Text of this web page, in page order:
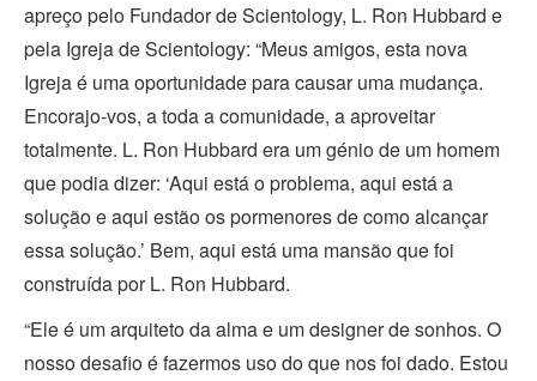
apreço pelo Fundador de Scientology, L. Ron Hubbard e
pela Igreja de Scientology: “Meus amigos, esta nova
Igreja é uma oportunidade para causar uma mudança.
Encorajo‑vos, a toda a comunidade, a aproveitar
totalmente. L. Ron Hubbard era um génio de um homem
que podia dizer: ‘Aqui está o problema, aqui está a
solução e aqui estão os pormenores de como alcançar
essa solução.’ Bem, aqui está uma mansão que foi
construída por L. Ron Hubbard.
“Ele é um arquiteto da alma e um designer de sonhos. O
nosso desafio é fazermos uso do que nos foi dado. Estou